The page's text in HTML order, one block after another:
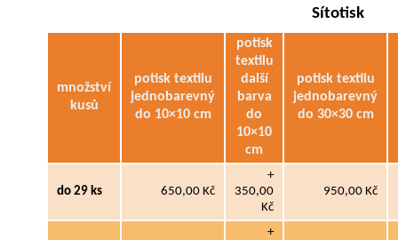
Sítotisk
množství
kusů
potisk textilu
jednobarevný
do 10×10 cm
potisk
textilu
další
barva
do
10×10
cm
potisk textilu
jednobarevný
do 30×30 cm
do 29 ks 650,00 Kč
+
350,00
Kč
950,00 Kč
+